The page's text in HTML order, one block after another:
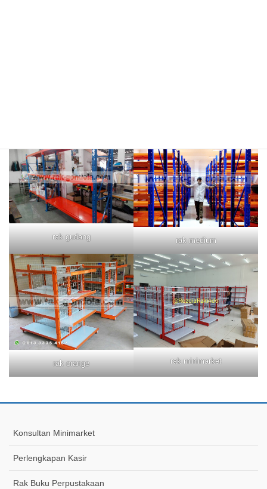
rak gudang rak medium
rak orange rak minimarket
Konsultan Minimarket
Perlengkapan Kasir
Rak Buku Perpustakaan